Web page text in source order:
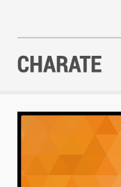
AGENDA
EQUIPO